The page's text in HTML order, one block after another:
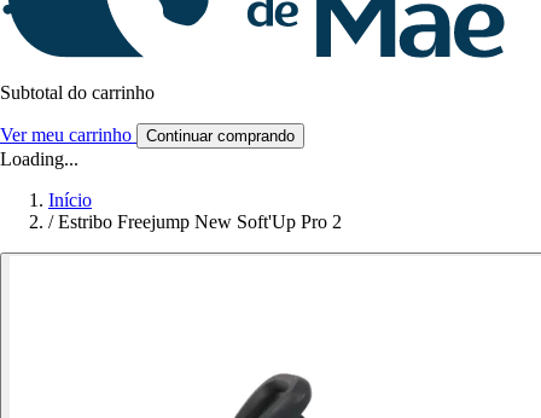
Subtotal do carrinho
Ver meu carrinho Continuar comprando
Loading...
Início
/ Estribo Freejump New Soft'Up Pro 2